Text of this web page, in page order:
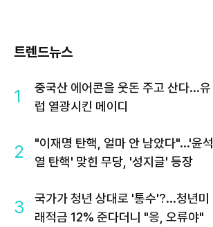
트렌드뉴스
1
중국산 에어콘을 웃돈 주고 산다...유
럽 열광시킨 메이디
2
"이재명 탄핵, 얼마 안 남았다"...'윤석
열 탄핵' 맞힌 무당, '성지글' 등장
3
국가가 청년 상대로 '통수'?...청년미
래적금 12% 준다더니 "응, 오류야"